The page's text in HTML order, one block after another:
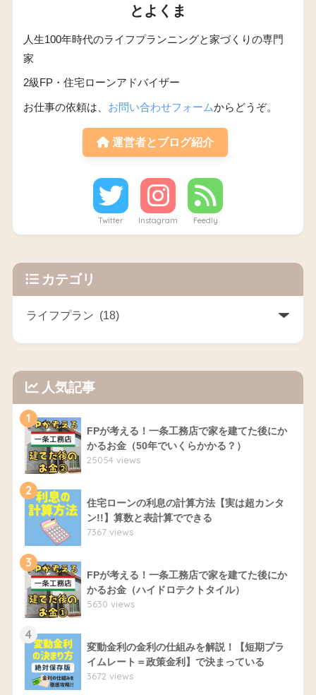
とよくま
人生100年時代のライフプランニングと家づくりの専門
家
2級FP・住宅ローンアドバイザー
お仕事の依頼は、 お問い合わせフォームからどうぞ。
運営者とブログ紹介
Twitter Instagram Feedly
カテゴリ
人気記事
1
FPが考える！一条工務店で家を建てた後にか
かるお金（50年でいくらかかる？）
25054 views
2
住宅ローンの利息の計算方法【実は超カンタ
ン!!】算数と表計算でできる
7367 views
3
FPが考える！一条工務店で家を建てた後にか
かるお金（ハイドロテクトタイル）
5630 views
4
変動金利の金利の仕組みを解説！【短期プラ
イムレート＝政策金利】で決まっている
3672 views